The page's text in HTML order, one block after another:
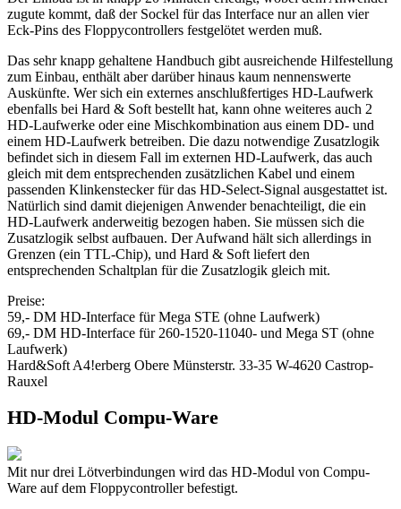
zugute kommt, daß der Sockel für das Interface nur an allen vier
Eck-Pins des Floppycontrollers festgelötet werden muß.
Das sehr knapp gehaltene Handbuch gibt ausreichende Hilfestellung
zum Einbau, enthält aber darüber hinaus kaum nennenswerte
Auskünfte. Wer sich ein externes anschlußfertiges HD-Laufwerk
ebenfalls bei Hard & Soft bestellt hat, kann ohne weiteres auch 2
HD-Laufwerke oder eine Mischkombination aus einem DD- und
einem HD-Laufwerk betreiben. Die dazu notwendige Zusatzlogik
befindet sich in diesem Fall im externen HD-Laufwerk, das auch
gleich mit dem entsprechenden zusätzlichen Kabel und einem
passenden Klinkenstecker für das HD-Select-Signal ausgestattet ist.
Natürlich sind damit diejenigen Anwender benachteiligt, die ein
HD-Laufwerk anderweitig bezogen haben. Sie müssen sich die
Zusatzlogik selbst aufbauen. Der Aufwand hält sich allerdings in
Grenzen (ein TTL-Chip), und Hard & Soft liefert den
entsprechenden Schaltplan für die Zusatzlogik gleich mit.
Preise:
59,- DM HD-Interface für Mega STE (ohne Laufwerk)
69,- DM HD-Interface für 260-1520-11040- und Mega ST (ohne
Laufwerk)
Hard&Soft A4!erberg Obere Münsterstr. 33-35 W-4620 Castrop-
Rauxel
HD-Modul Compu-Ware
Mit nur drei Lötverbindungen wird das HD-Modul von Compu-
Ware auf dem Floppycontroller befestigt.